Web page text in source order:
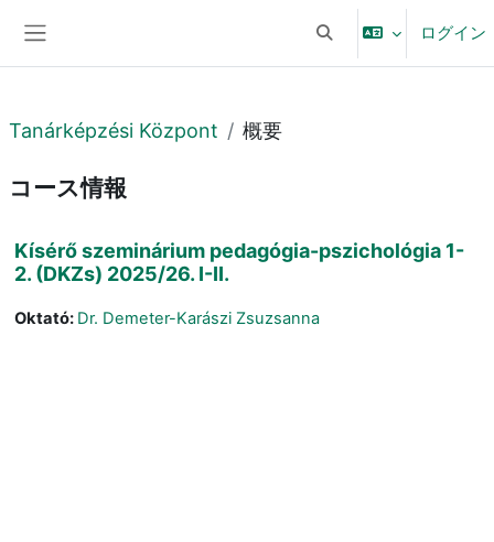
検索入力に切り替える
ログイン
Tanárképzési Központ 概要
コース情報
Kísérő szeminárium pedagógia-pszichológia 1-
2. (DKZs) 2025/26. I-II.
Oktató: Dr. Demeter-Karászi Zsuzsanna